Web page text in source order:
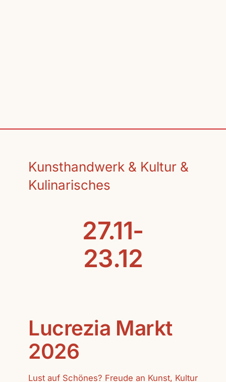
Kunsthandwerk & Kultur &
Kulinarisches
27.11-
23.12
Lucrezia Markt
2026
Lust auf Schönes? Freude an Kunst, Kultur